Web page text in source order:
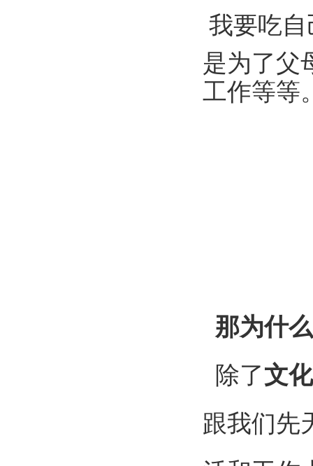
我要吃
是为了父
工作等等
那为什
除了文
跟我们先